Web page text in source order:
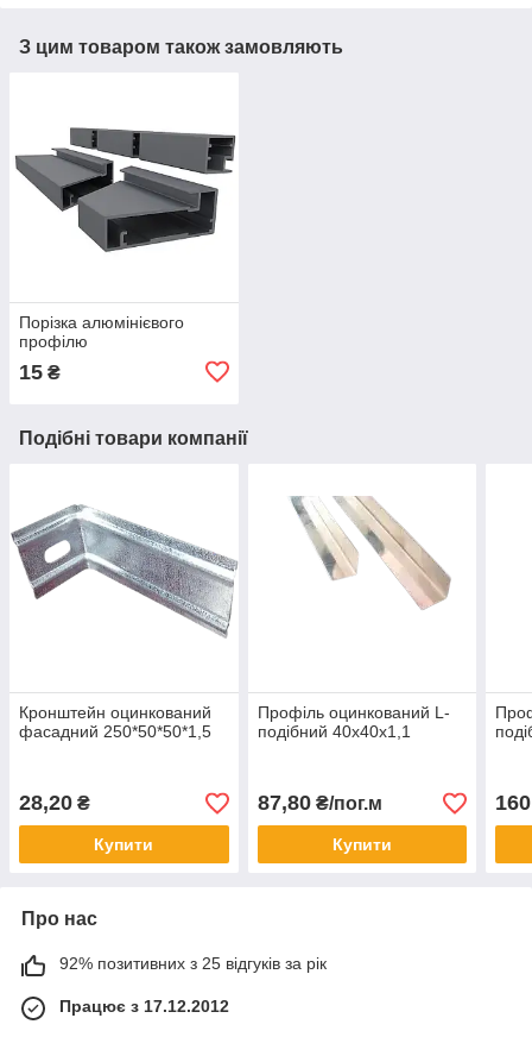
З цим товаром також замовляють
Порізка алюмінієвого
профілю
15 ₴
Подібні товари компанії
Кронштейн оцинкований
фасадний 250*50*50*1,5
28,20 ₴
Купити
Профіль оцинкований L-
подібний 40х40х1,1
87,80₴/пог.м
Купити
Про нас
92% позитивних з 25 відгуків за рік
Працює з 17.12.2012